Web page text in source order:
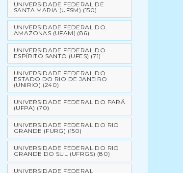
UNIVERSIDADE FEDERAL DE
SANTA MARIA (UFSM) (150)
UNIVERSIDADE FEDERAL DO
AMAZONAS (UFAM) (86)
UNIVERSIDADE FEDERAL DO
ESPÍRITO SANTO (UFES) (71)
UNIVERSIDADE FEDERAL DO
ESTADO DO RIO DE JANEIRO
(UNIRIO) (240)
UNIVERSIDADE FEDERAL DO PARÁ
(UFPA) (70)
UNIVERSIDADE FEDERAL DO RIO
GRANDE (FURG) (150)
UNIVERSIDADE FEDERAL DO RIO
GRANDE DO SUL (UFRGS) (80)
UNIVERSIDADE FEDERAL